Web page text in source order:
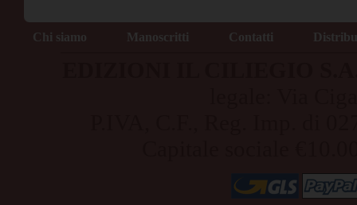
Chi siamo Manoscritti Contatti